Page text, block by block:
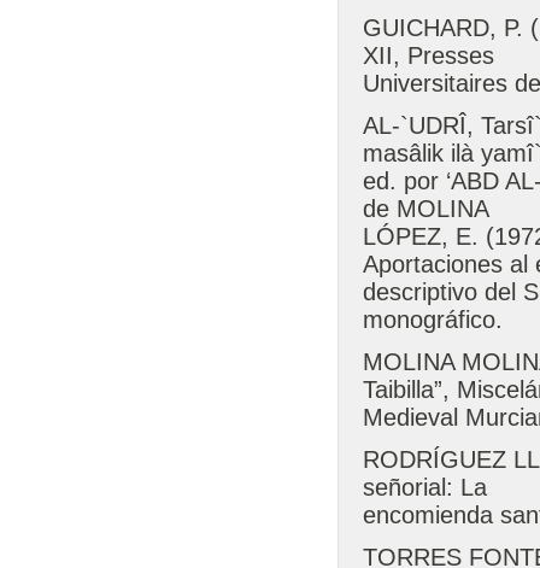
GUICHARD, P.
XII, Presses
Universitaires
AL-`UDRÎ,
masâlik ilà
ed. por ‘ABD
de MOLINA
LÓPEZ, E.
Aportaciones al
descriptivo del
monográfico.
MOLINA
Taibilla”,
Medieval
RODRÍGUEZ
señorial: La
encomienda
TORRES